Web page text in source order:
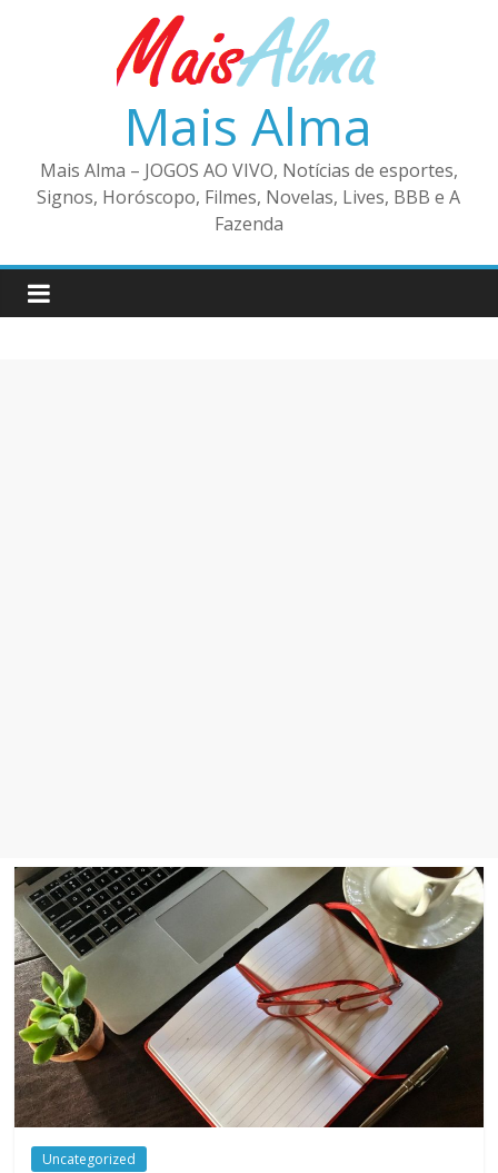
Mais Alma
Mais Alma – JOGOS AO VIVO, Notícias de esportes,
Signos, Horóscopo, Filmes, Novelas, Lives, BBB e A
Fazenda
Uncategorized